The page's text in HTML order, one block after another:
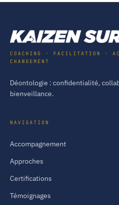
COACHING · FACILITATION ·
CHANGEMENT
Déontologie : confidentialité,
bienveillance.
NAVIGATION
Accompagnement
Approches
Certifications
Témoignages